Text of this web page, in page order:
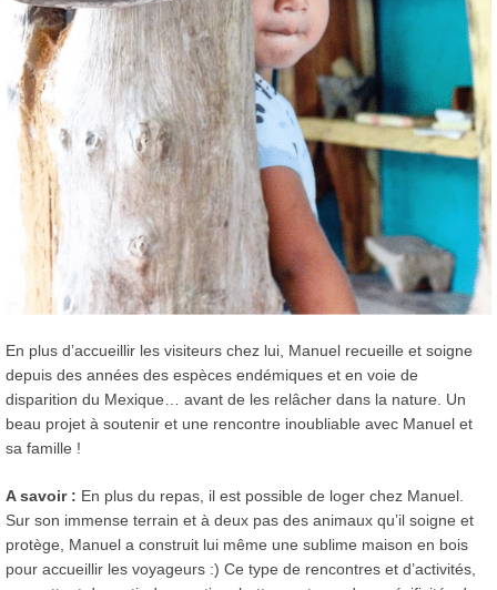
En plus d’accueillir les visiteurs chez lui, Manuel recueille et soigne
depuis des années des espèces endémiques et en voie de
disparition du Mexique… avant de les relâcher dans la nature. Un
beau projet à soutenir et une rencontre inoubliable avec Manuel et
sa famille !
A savoir : En plus du repas, il est possible de loger chez Manuel.
Sur son immense terrain et à deux pas des animaux qu’il soigne et
protège, Manuel a construit lui même une sublime maison en bois
pour accueillir les voyageurs :) Ce type de rencontres et d’activités,